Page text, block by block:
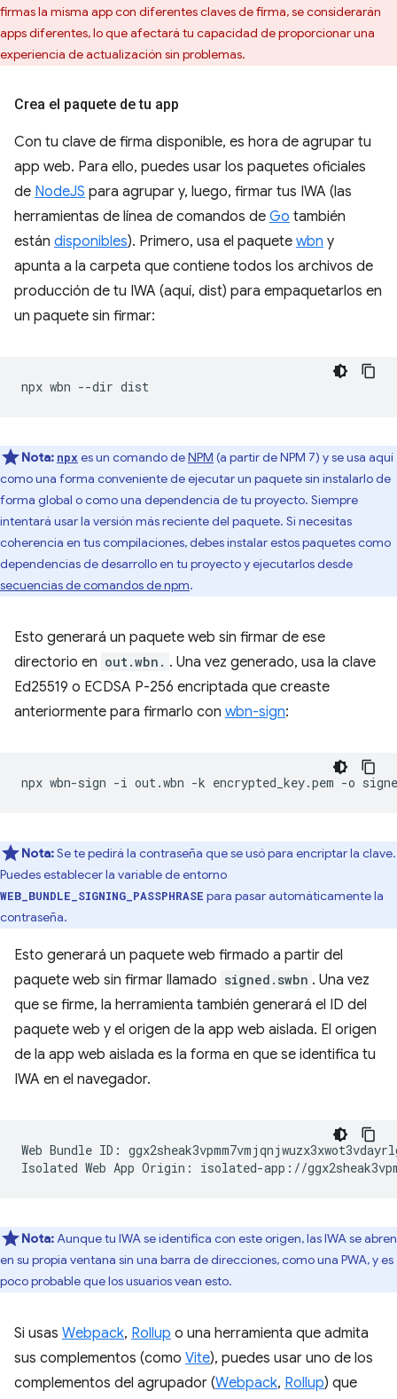
firmas la misma app con diferentes claves de firma, se considerarán
apps diferentes, lo que afectará tu capacidad de proporcionar una
experiencia de actualización sin problemas.
Crea el paquete de tu app
Con tu clave de firma disponible, es hora de agrupar tu
app web. Para ello, puedes usar los paquetes oficiales
de NodeJS para agrupar y, luego, firmar tus IWA (las
herramientas de línea de comandos de Go también
están disponibles). Primero, usa el paquete wbn y
apunta a la carpeta que contiene todos los archivos de
producción de tu IWA (aquí, dist) para empaquetarlos en
un paquete sin firmar:
npx wbn --dir
Nota: npx es un comando deNPM (a partir de NPM 7) y se usa aquí
como una forma conveniente de ejecutar un paquete sin instalarlo de
forma global o como una dependencia de tu proyecto. Siempre
intentará usar la versión más reciente del paquete. Si necesitas
coherencia en tus compilaciones, debes instalar estos paquetes como
dependencias de desarrollo en tu proyecto y ejecutarlos desde
secuencias de comandos de npm.
Esto generará un paquete web sin firmar de ese
directorio en out.wbn. . Una vez generado, usa la clave
Ed25519 o ECDSA P-256 encriptada que creaste
anteriormente para firmarlo con wbn-sign:
npx wbn-sign -i out.wbn -k encrypted_key.pem -o
Nota:Se te pedirá la contraseña que se usó para encriptar la clave.
Puedes establecer la variable de entorno
WEB_BUNDLE_SIGNING_PASSPHRASE para pasar automáticamente la
contraseña.
Esto generará un paquete web firmado a partir del
paquete web sin firmar llamado signed.swbn . Una vez
que se firme, la herramienta también generará el ID del
paquete web y el origen de la app web aislada. El origen
de la app web aislada es la forma en que se identifica tu
IWA en el navegador.
Web Bundle ID:
Nota:Aunque tu IWA se identifica con este origen, las IWA se abren
en su propia ventana sin una barra de direcciones, como una PWA, y es
poco probable que los usuarios vean esto.
Si usas Webpack, Rollup o una herramienta que admita
sus complementos (como Vite), puedes usar uno de los
complementos del agrupador (Webpack, Rollup) que